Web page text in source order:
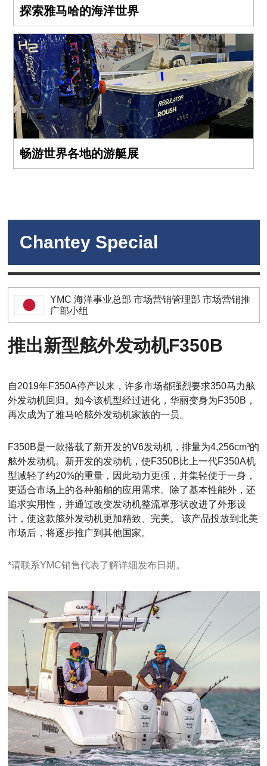
探索雅马哈的海洋世界
畅游世界各地的游艇展
Chantey Special
YMC 海洋事业总部 市场营销管理部 市场营销推
广部小组
推出新型舷外发动机F350B
自2019年F350A停产以来，许多市场都强烈要求350马力舷
外发动机回归。如今该机型经过进化，华丽变身为F350B，
再次成为了雅马哈舷外发动机家族的一员。
F350B是一款搭载了新开发的V6发动机，排量为4,256cm³的
舷外发动机。新开发的发动机，使F350B比上一代F350A机
型减轻了约20%的重量，因此动力更强，并集轻便于一身，
更适合市场上的各种船舶的应用需求。除了基本性能外，还
追求实用性，并通过改变发动机整流罩形状改进了外形设
计，使这款舷外发动机更加精致、完美。 该产品投放到北美
市场后，将逐步推广到其他国家。
*请联系YMC销售代表了解详细发布日期。